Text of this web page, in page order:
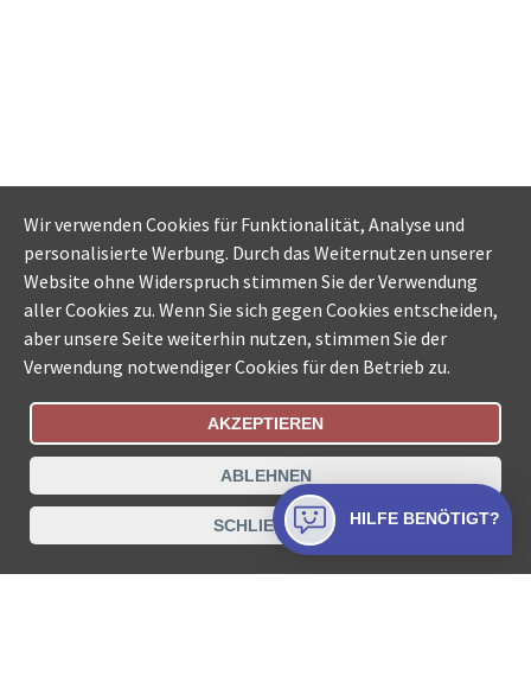
Bestellungsstatus Ämtersuche der Schweiz
Datenschutz Impressum Nutzungsbestimmungen
Kontakt
Wir verwenden Cookies für Funktionalität, Analyse und
personalisierte Werbung. Durch das Weiternutzen unserer
Website ohne Widerspruch stimmen Sie der Verwendung
aller Cookies zu. Wenn Sie sich gegen Cookies entscheiden,
aber unsere Seite weiterhin nutzen, stimmen Sie der
Verwendung notwendiger Cookies für den Betrieb zu.
AKZEPTIEREN
ABLEHNEN
SCHLIESSEN HILFE BENÖTIGT?